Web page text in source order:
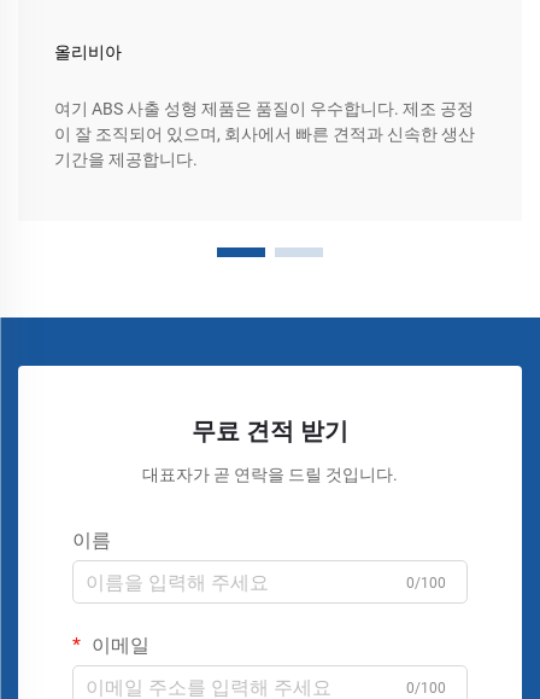
올리비아
여기 ABS 사출 성형 제품은 품질이 우수합니다. 제조 공정
이 잘 조직되어 있으며, 회사에서 빠른 견적과 신속한 생산
기간을 제공합니다.
무료 견적 받기
대표자가 곧 연락을 드릴 것입니다.
이름
0/100
이메일
0/100